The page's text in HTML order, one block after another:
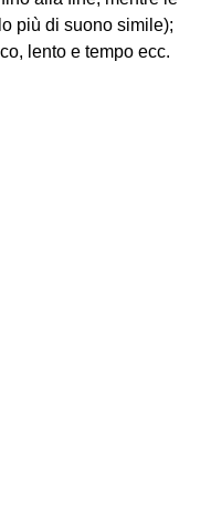
più di suono simile);
lento e tempo ecc.